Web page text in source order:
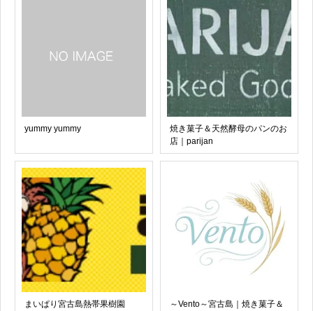
yummy yummy
焼き菓子＆天然酵母のパンのお
店｜parijan
まいぱり宮古島熱帯果樹園
～Vento～宮古島｜焼き菓子＆